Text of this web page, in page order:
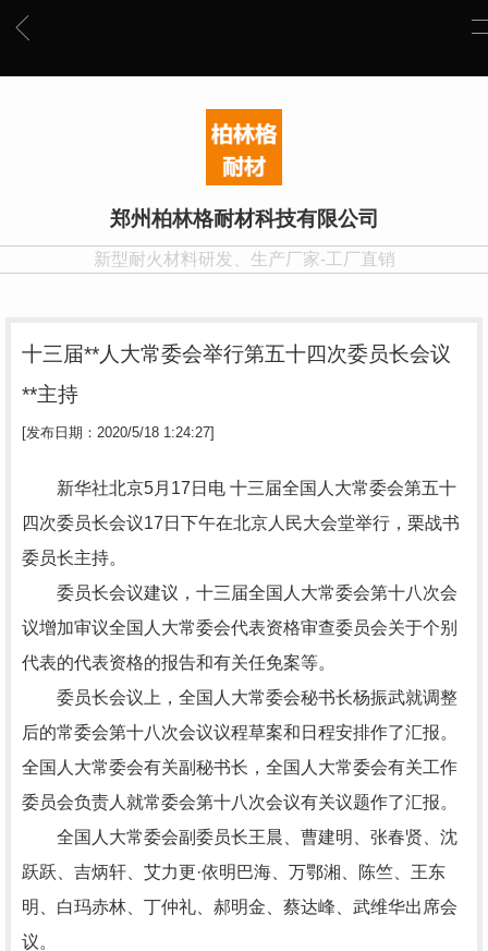
郑州柏林格耐材科技有限公司
新型耐火材料研发、生产厂家-工厂直销
十三届**人大常委会举行第五十四次委员长会议
**主持
[发布日期：2020/5/18 1:24:27]
新华社北京5月17日电 十三届全国人大常委会第五十
四次委员长会议17日下午在北京人民大会堂举行，栗战书
委员长主持。
委员长会议建议，十三届全国人大常委会第十八次会
议增加审议全国人大常委会代表资格审查委员会关于个别
代表的代表资格的报告和有关任免案等。
委员长会议上，全国人大常委会秘书长杨振武就调整
后的常委会第十八次会议议程草案和日程安排作了汇报。
全国人大常委会有关副秘书长，全国人大常委会有关工作
委员会负责人就常委会第十八次会议有关议题作了汇报。
全国人大常委会副委员长王晨、曹建明、张春贤、沈
跃跃、吉炳轩、艾力更·依明巴海、万鄂湘、陈竺、王东
明、白玛赤林、丁仲礼、郝明金、蔡达峰、武维华出席会
议。